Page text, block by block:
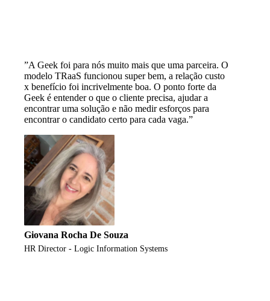
”A Geek foi para nós muito mais que uma parceira. O
modelo TRaaS funcionou super bem, a relação custo
x benefício foi incrivelmente boa. O ponto forte da
Geek é entender o que o cliente precisa, ajudar a
encontrar uma solução e não medir esforços para
encontrar o candidato certo para cada vaga.”
Giovana Rocha De Souza
HR Director - Logic Information Systems